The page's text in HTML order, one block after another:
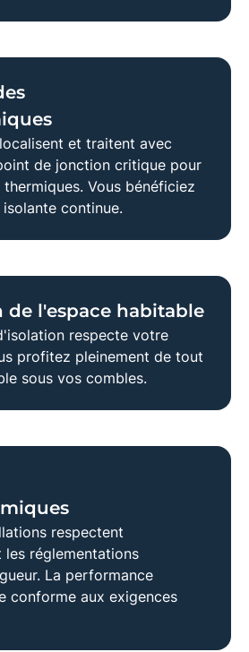
et traitent avec
de jonction critique pour
. Vous bénéficiez
continue.
de l'espace habitable
respecte votre
profitez pleinement de tout
sous vos combles.
respectent
les réglementations
La performance
conforme aux exigences